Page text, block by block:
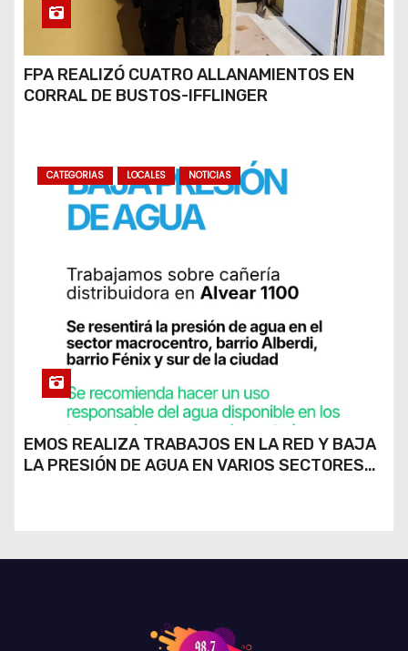
FPA REALIZÓ CUATRO ALLANAMIENTOS EN
CORRAL DE BUSTOS-IFFLINGER
CATEGORIAS LOCALES NOTICIAS
EMOS REALIZA TRABAJOS EN LA RED Y BAJA
LA PRESIÓN DE AGUA EN VARIOS SECTORES